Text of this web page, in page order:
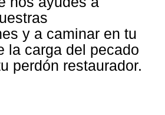
y a caminar en tu
la carga del pecado
perdón restaurador.